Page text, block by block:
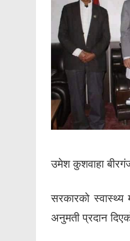
उमेश कुशवाहा
सरकारको
अनुमती प्रदान